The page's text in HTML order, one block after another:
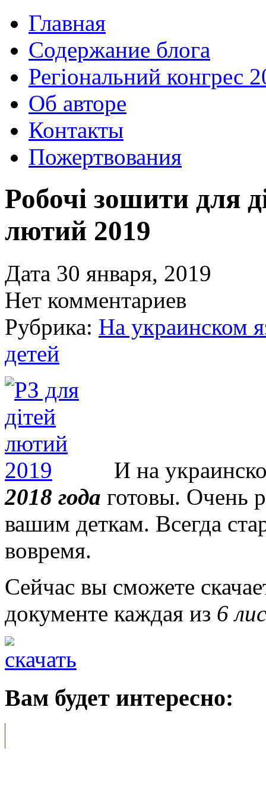
Главная
Содержание блога
Регіональний конгрес
Об авторе
Контакты
Пожертвования
Робочі зошити для
лютий 2019
Дата 30 января, 2019
Нет комментариев
Рубрика: На украинском
детей
И на
2018 года готовы. Очень
вашим деткам. Всегда
вовремя.
Сейчас вы сможете
документе каждая из 6
Вам будет интересно: